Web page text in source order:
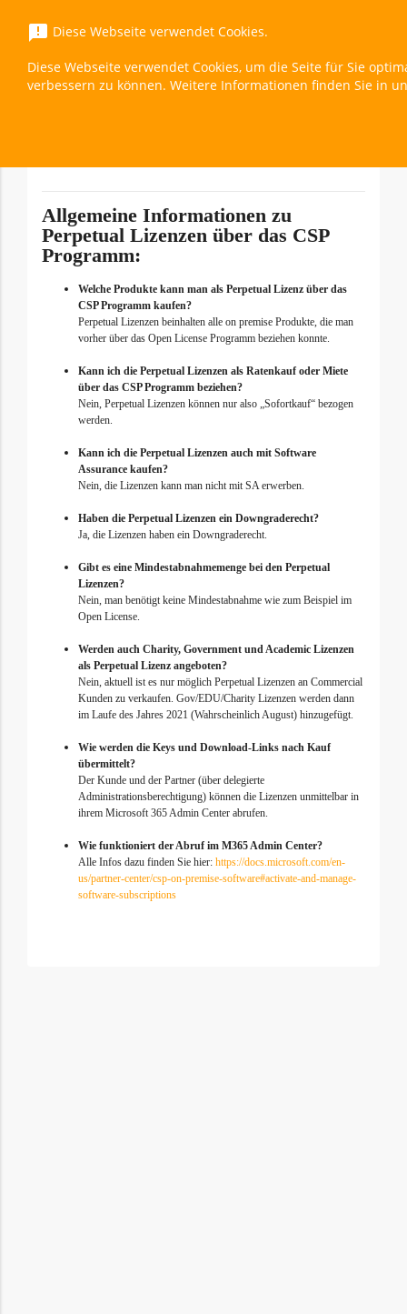
menu
Exchange Server Standard 2019 Device CAL
Allgemeine Informationen zu
Perpetual Lizenzen über das CSP
Programm:
Welche Produkte kann man als Perpetual Lizenz über das
CSP Programm kaufen?
Perpetual Lizenzen beinhalten alle on premise Produkte, die man
vorher über das Open License Programm beziehen konnte.
Kann ich die Perpetual Lizenzen als Ratenkauf oder Miete
über das CSP Programm beziehen?
Nein, Perpetual Lizenzen können nur also „Sofortkauf“ bezogen
werden.
Kann ich die Perpetual Lizenzen auch mit Software
Assurance kaufen?
Nein, die Lizenzen kann man nicht mit SA erwerben.
Haben die Perpetual Lizenzen ein Downgraderecht?
Ja, die Lizenzen haben ein Downgraderecht.
Gibt es eine Mindestabnahmemenge bei den Perpetual
Lizenzen?
Nein, man benötigt keine Mindestabnahme wie zum Beispiel im
Open License.
Werden auch Charity, Government und Academic Lizenzen
als Perpetual Lizenz angeboten?
Nein, aktuell ist es nur möglich Perpetual Lizenzen an Commercial
Kunden zu verkaufen. Gov/EDU/Charity Lizenzen werden dann
im Laufe des Jahres 2021 (Wahrscheinlich August) hinzugefügt.
Wie werden die Keys und Download-Links nach Kauf
übermittelt?
Der Kunde und der Partner (über delegierte
Administrationsberechtigung) können die Lizenzen unmittelbar in
ihrem Microsoft 365 Admin Center abrufen.
Wie funktioniert der Abruf im M365 Admin Center?
Alle Infos dazu finden Sie hier: https://docs.microsoft.com/en-
us/partner-center/csp-on-premise-software#activate-and-manage-
software-subscriptions
announcement Diese Webseite verwendet Cookies.
Diese Webseite verwendet Cookies, um die Seite für Sie
verbessern zu können. Weitere Informationen finden Sie in